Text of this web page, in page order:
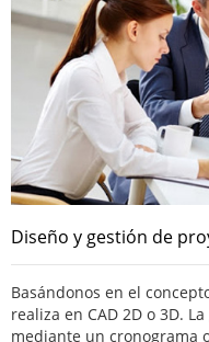
Diseño y gestión de
Basándonos en el
realiza en CAD 2D o 3D.
mediante un cronograma